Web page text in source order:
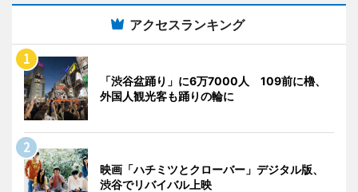
アクセスランキング
「渋谷盆踊り」に6万7000人 109前に櫓、
外国人観光客も踊りの輪に
映画「ハチミツとクローバー」デジタル版、
渋谷でリバイバル上映